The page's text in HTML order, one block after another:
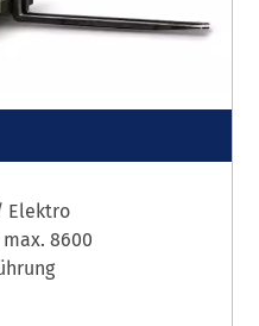
Elektro
max. 8600